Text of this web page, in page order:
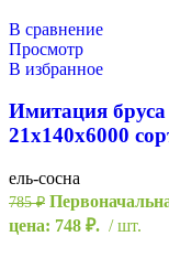
В сравнение
Просмотр
В избранное
Имитация
21х140х6000
ель-сосна
785₽
цена: 748 ₽.
шт.